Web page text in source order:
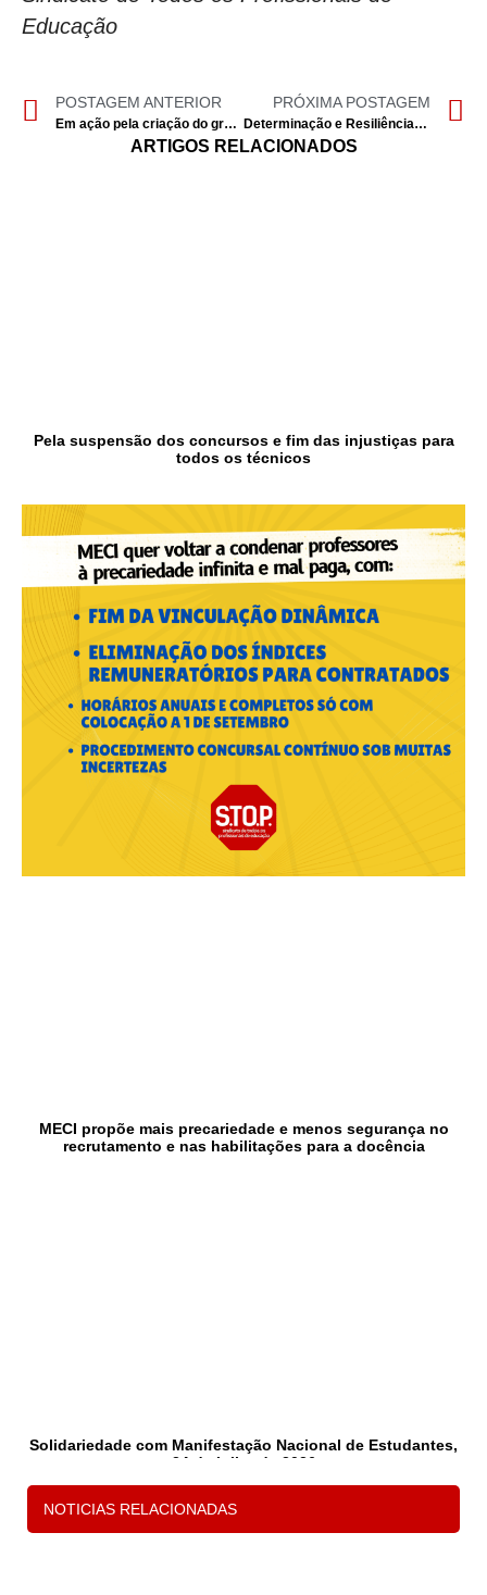
Educação
POSTAGEM ANTERIOR
Em ação pela criação do grupo de recrutamento de Teatro
PRÓXIMA POSTAGEM
Determinação e Resiliência: Um Novo Capítulo na Luta pela Equidade na Escola Portuguesa de Luanda
ARTIGOS RELACIONADOS
Pela suspensão dos concursos e fim das injustiças para
todos os técnicos
MECI propõe mais precariedade e menos segurança no
recrutamento e nas habilitações para a docência
Solidariedade com Manifestação Nacional de Estudantes,
24 de julho de 2026
1
NOTICIAS RELACIONADAS